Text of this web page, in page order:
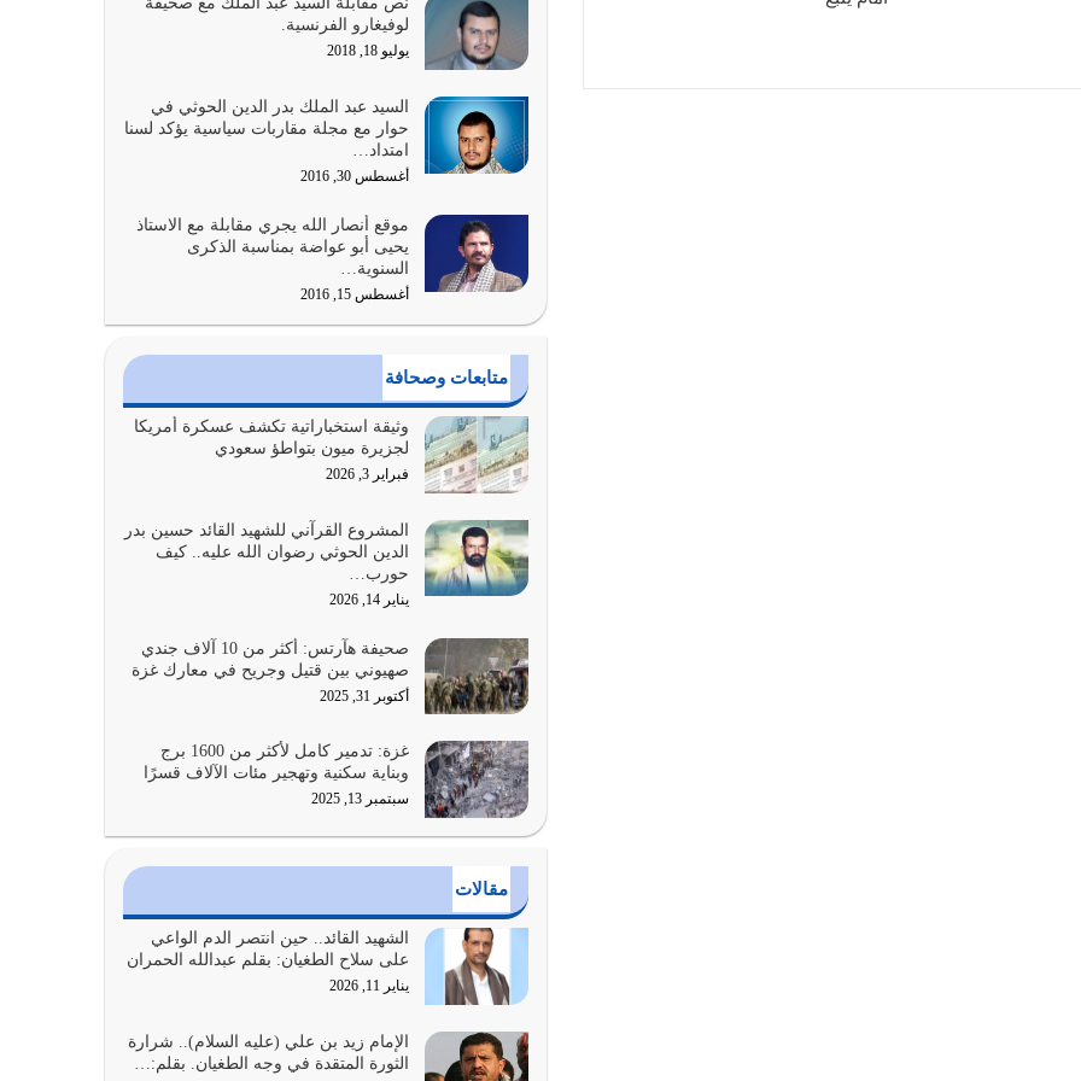
الله المتمثل في القرآن الكريم
يوليو 31, 2026
أولياء الشيطان كلما كانوا أكثر ولاءً وطاعة للشيطان
كلما كانوا أكثر ضعفاً
يوليو 30, 2026
والرزق والاستبشار والنجاة والخلود في…
يوليو 29, 2026
هل نحن من الصالحين؟ قيِّم نفسك هنا اترك القرآن
على أصله وأعرض نفسك، وأعرض ما لديك على…
يوليو 27, 2026
عندما يكون عدوك هو عدو الله معناه أن تكون نقاط
الضعف فيه كثيرة وسينصرك الله عليه إذا…
يوليو 26, 2026
أراد الله لهذه الأمة ان تكون خير امة أخرجت للناس
بالنهوض بالأمر بالمعروف والنهي عن…
يوليو 25, 2026
الدين الذي شرعه الله لا يجوز أن يخضع لآرائنا وأهوائنا
واجتهاداتنا لأننا سنختلف ونتفرق
يوليو 24, 2026
يجب أن نعود جميعاً الى القرآن وعندنا أخطاء جميعاً
لنعتصم بحبل الله جميعاً وليس كل…
يوليو 22, 2026
المُلك كله لله تعالى يؤتيه من يشاء وينزعه ممن يشاء
لوفيغارو الفرنسية.
يوليو 18, 2018
السيد عبد الملك بدر الدين الحوثي في
حوار مع مجلة مقاربات سياسية يؤكد لسنا
امتداد…
أغسطس 30, 2016
موقع أنصار الله يجري مقابلة مع الاستاذ
يحيى أبو عواضة بمناسبة الذكرى
السنوية…
أغسطس 15, 2016
متابعات وصحافة
وثيقة استخباراتية تكشف عسكرة أمريكا
لجزيرة ميون بتواطؤ سعودي
فبراير 3, 2026
المشروع القرآني للشهيد القائد حسين بدر
الدين الحوثي رضوان الله عليه.. كيف
حورب…
يناير 14, 2026
صحيفة هآرتس: أكثر من 10 آلاف جندي
صهيوني بين قتيل وجريح في معارك غزة
أكتوبر 31, 2025
غزة: تدمير كامل لأكثر من 1600 برج
وبناية سكنية وتهجير مئات الآلاف قسرًا
سبتمبر 13, 2025
مقالات
الشهيد القائد.. حين انتصر الدم الواعي
على سلاح الطغيان: بقلم عبدالله الحمران
يناير 11, 2026
الإمام زيد بن علي (عليه السلام).. شرارة
الثورة المتقدة في وجه الطغيان. بقلم:…